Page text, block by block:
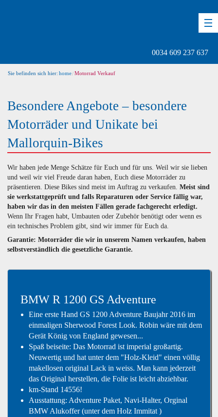
0034 609 237 637
Sie befinden sich hier: home Motorrad Verkauf
Besondere Angebote – besondere
Motorräder und Unikate bei
Mallorquin-Bikes
Wir haben jede Menge Schätze für Euch und für uns. Weil wir sie lieben
und weil wir viel Freude daran haben, Euch diese Motorräder zu
präsentieren. Diese Bikes sind meist im Auftrag zu verkaufen. Meist sind
sie werkstattgeprüft und falls Reparaturen oder Service fällig war,
haben wir das in den meisten Fällen gerade fachgerecht erledigt.
Wenn Ihr Fragen habt, Umbauten oder Zubehör benötigt oder wenn es
ein technisches Problem gibt, sind wir immer für Euch da.
Garantie: Motorräder die wir in unserem Namen verkaufen, haben
selbstverständlich die gesetzliche Garantie.
BMW R 1200 GS Adventure
Eine erste Hand GS 1200 Adventure Baujahr 2016 im
einmaligen Sherwood Forest Look. Robin wäre mit dem
Gerät König von England gewesen...
Spaß beiseite: Das Motorrad ist imperial großartig.
Neuwertig und hat unter dem "Holz-Kleid" einen völlig
makellosen original Lack in weiss. Man kann jederzeit
das Original herstellen, die Folie ist leicht abziehbar.
km-Stand 14556!
Ausstattung: Adventure Paket, Navi-Halter, Orginal
BMW Alukoffer (unter dem Holz Immitat )